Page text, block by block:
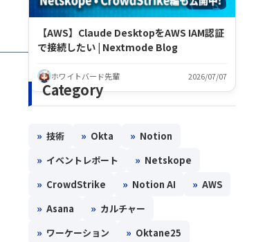
【AWS】Claude DesktopをAWS IAM認証
で接続したい | Nextmode Blog
ホワイトバード先輩 2026/07/07
Category
» 技術 » Okta » Notion
» イベントレポート » Netskope
» CrowdStrike » Notion AI » AWS
» Asana » カルチャー
» ワーケーション » Oktane25